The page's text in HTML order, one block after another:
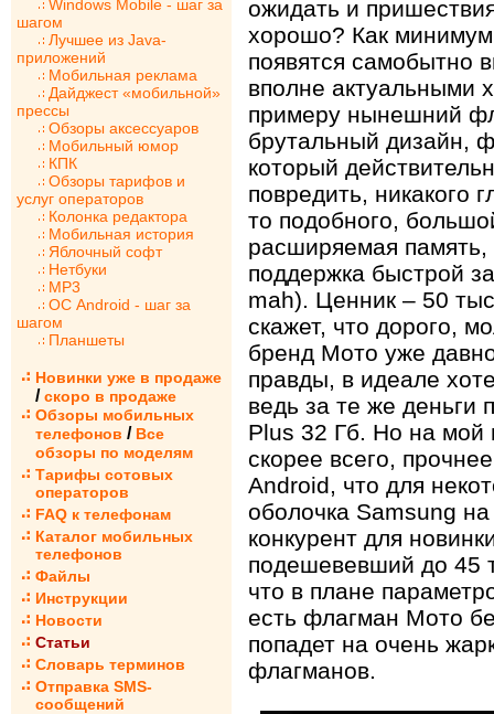
Windows Mobile - шаг за
шагом
Лучшее из Java-
приложений
Мобильная реклама
Дайджест «мобильной»
прессы
Обзоры аксессуаров
Мобильный юмор
КПК
Обзоры тарифов и
услуг операторов
Колонка редактора
Мобильная история
Яблочный софт
Нетбуки
MP3
ОС Android - шаг за
шагом
Планшеты
Новинки уже в продаже
/ скоро в продаже
Обзоры мобильных
телефонов / Все
обзоры по моделям
Тарифы сотовых
операторов
FAQ к телефонам
Каталог мобильных
телефонов
Файлы
Инструкции
Новости
Статьи
Словарь терминов
Отправка SMS-
сообщений
ожидать и
хорошо? Как минимум
появятся самобытно
вполне актуальными
примеру нынешний
брутальный дизайн,
который
повредить, никакого
то подобного,
расширяемая
поддержка быстрой
mah). Ценник – 50
скажет, что дорого,
бренд Мото уже
правды, в идеале
ведь за те же деньги
Plus 32 Гб. Но на мой
скорее всего,
Android, что для
оболочка Samsung
конкурент для
подешевевший до 45
что в плане
есть флагман Мото
попадет на очень
флагманов.